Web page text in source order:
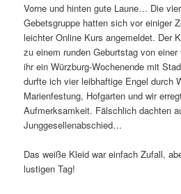
Vorne und hinten gute Laune… Die
Gebetsgruppe hatten sich vor einiger
leichter Online Kurs angemeldet. Der
zu einem runden Geburtstag von
ihr ein Würzburg-Wochenende mit
durfte ich vier leibhaftige Engel durch
Marienfestung, Hofgarten und wir
Aufmerksamkeit. Fälschlich dachten
Junggesellenabschied…
Das weiße Kleid war einfach Zufall,
lustigen Tag!